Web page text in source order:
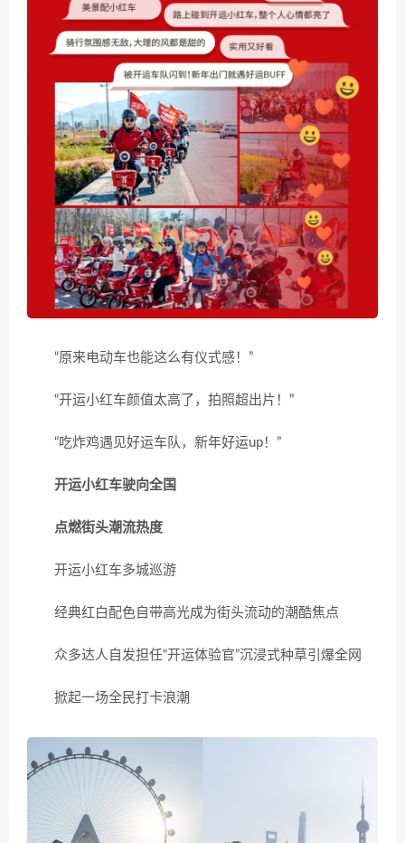
“原来电动车也能这么有仪式感！”
“开运小红车颜值太高了，拍照超出片！”
“吃炸鸡遇见好运车队，新年好运up！”
开运小红车驶向全国
点燃街头潮流热度
开运小红车多城巡游
经典红白配色自带高光成为街头流动的潮酷焦点
众多达人自发担任“开运体验官”沉浸式种草引爆全网
掀起一场全民打卡浪潮